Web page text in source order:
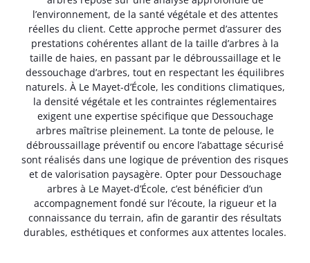
l’environnement, de la santé végétale et des attentes
réelles du client. Cette approche permet d’assurer des
prestations cohérentes allant de la taille d’arbres à la
taille de haies, en passant par le débroussaillage et le
dessouchage d’arbres, tout en respectant les équilibres
naturels. À Le Mayet-d’École, les conditions climatiques,
la densité végétale et les contraintes réglementaires
exigent une expertise spécifique que Dessouchage
arbres maîtrise pleinement. La tonte de pelouse, le
débroussaillage préventif ou encore l’abattage sécurisé
sont réalisés dans une logique de prévention des risques
et de valorisation paysagère. Opter pour Dessouchage
arbres à Le Mayet-d’École, c’est bénéficier d’un
accompagnement fondé sur l’écoute, la rigueur et la
connaissance du terrain, afin de garantir des résultats
durables, esthétiques et conformes aux attentes locales.